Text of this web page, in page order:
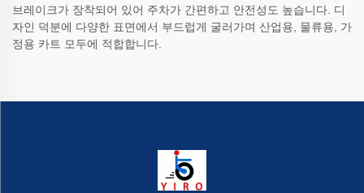
브레이크가 장착되어 있어 주차가 간편하고 안전성도 높습니다. 디
자인 덕분에 다양한 표면에서 부드럽게 굴러가며 산업용, 물류용, 가
정용 카트 모두에 적합합니다.